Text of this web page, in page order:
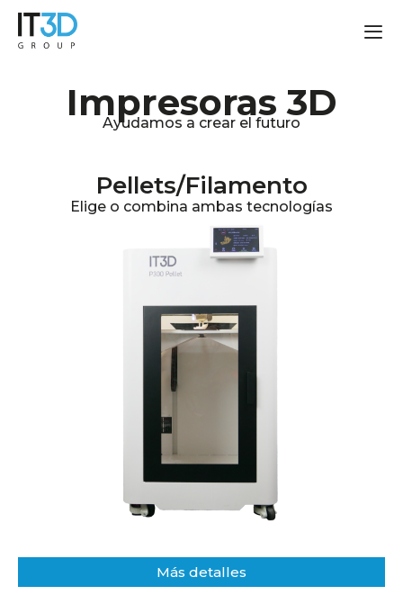
Impresoras 3D
Ayudamos a crear el futuro
Pellets/Filamento
Elige o combina ambas tecnologías
Más detalles​